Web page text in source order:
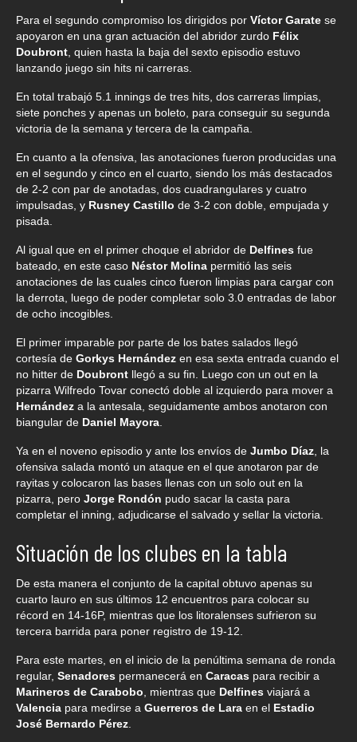
Para el segundo compromiso los dirigidos por Víctor Garate se
apoyaron en una gran actuación del abridor zurdo Félix
Doubront , quien hasta la baja del sexto episodio estuvo
lanzando juego sin hits ni carreras.
En total trabajó 5.1 innings de tres hits, dos carreras limpias,
siete ponches y apenas un boleto, para conseguir su segunda
victoria de la semana y tercera de la campaña.
En cuanto a la ofensiva, las anotaciones fueron producidas una
en el segundo y cinco en el cuarto, siendo los más destacados
de 2-2 con par de anotadas, dos cuadrangulares y cuatro
impulsadas, y Rusney Castillo de 3-2 con doble, empujada y
pisada.
Al igual que en el primer choque el abridor de Delfines fue
bateado, en este caso Néstor Molina permitió las seis
anotaciones de las cuales cinco fueron limpias para cargar con
la derrota, luego de poder completar solo 3.0 entradas de labor
de ocho incogibles.
El primer imparable por parte de los bates salados llegó
cortesía de Gorkys Hernández en esa sexta entrada cuando el
no hitter de Doubront llegó a su fin. Luego con un out en la
pizarra Wilfredo Tovar conectó doble al izquierdo para mover a
Hernández a la antesala, seguidamente ambos anotaron con
biangular de Daniel Mayora
Ya en el noveno episodio y ante los envíos de Jumbo Díaz , la
ofensiva salada montó un ataque en el que anotaron par de
rayitas y colocaron las bases llenas con un solo out en la
pizarra, pero Jorge Rondón pudo sacar la casta para
completar el inning, adjudicarse el salvado y sellar la victoria.
Situación de los clubes en la tabla
De esta manera el conjunto de la capital obtuvo apenas su
cuarto lauro en sus últimos 12 encuentros para colocar su
récord en 14-16P, mientras que los litoralenses sufrieron su
tercera barrida para poner registro de 19-12.
Para este martes, en el inicio de la penúltima semana de ronda
regular, Senadores permanecerá en Caracas para recibir a
Marineros de Carabobo , mientras que Delfines viajará a
Valencia para medirse a Guerreros de Lara en el Estadio
José Bernardo Pérez